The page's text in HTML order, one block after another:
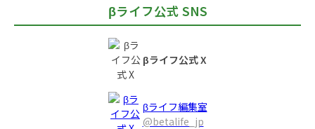
βライフ公式 SNS
βライフ公式 X
βライフ編集室
@betalife_jp